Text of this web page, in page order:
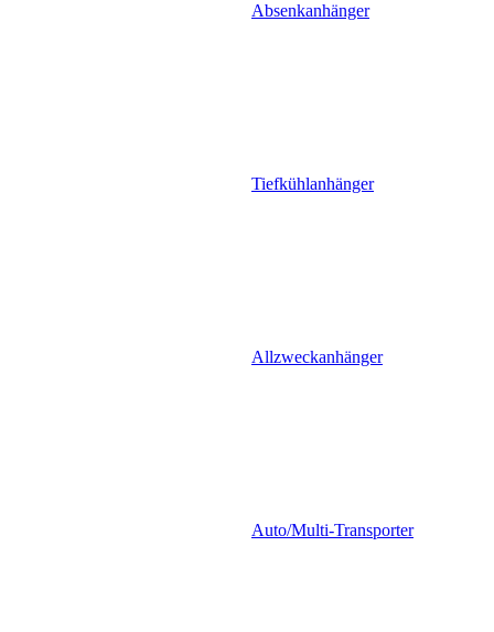
Absenkanhänger
Tiefkühlanhänger
Allzweckanhänger
Auto/Multi-Transporter